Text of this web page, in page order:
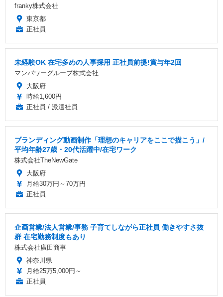
franky株式会社
東京都
正社員
未経験OK 在宅多めの人事採用 正社員前提!賞与年2回
マンパワーグループ株式会社
大阪府
時給1,600円
正社員 / 派遣社員
ブランディング動画制作「理想のキャリアをここで描こう」/
平均年齢27歳・20代活躍中/在宅ワーク
株式会社TheNewGate
大阪府
月給30万円～70万円
正社員
企画営業/法人営業/事務 子育てしながら正社員 働きやすさ抜
群 在宅勤務制度もあり
株式会社廣田商事
神奈川県
月給25万5,000円～
正社員